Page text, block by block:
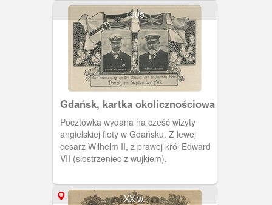
1905
Gdańsk, kartka okolicznościowa
Pocztówka wydana na cześć wizyty
angielskiej floty w Gdańsku. Z lewej
cesarz Wilhelm II, z prawej król Edward
VII (siostrzeniec z wujkiem).
XX w.